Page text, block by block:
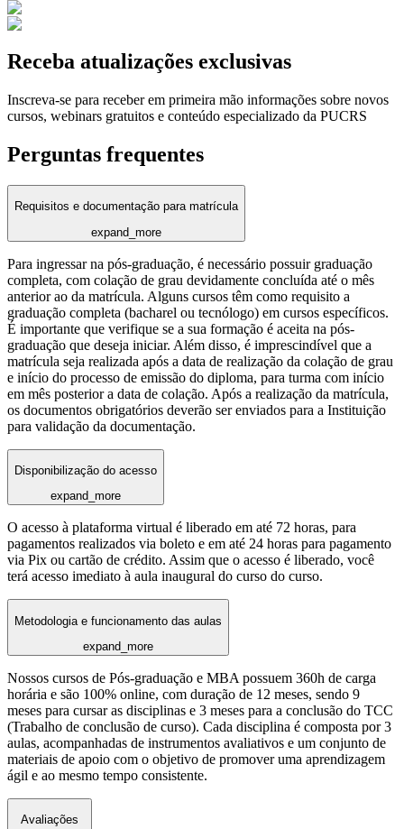
Receba atualizações exclusivas
Inscreva-se para receber em primeira mão informações sobre novos
cursos, webinars gratuitos e conteúdo especializado da PUCRS
Perguntas frequentes
Requisitos e documentação para matrícula
expand_more
Para ingressar na pós-graduação, é necessário possuir graduação
completa, com colação de grau devidamente concluída até o mês
anterior ao da matrícula. Alguns cursos têm como requisito a
graduação completa (bacharel ou tecnólogo) em cursos específicos.
É importante que verifique se a sua formação é aceita na pós-
graduação que deseja iniciar. Além disso, é imprescindível que a
matrícula seja realizada após a data de realização da colação de grau
e início do processo de emissão do diploma, para turma com início
em mês posterior a data de colação. Após a realização da matrícula,
os documentos obrigatórios deverão ser enviados para a Instituição
para validação da documentação.
Disponibilização do acesso
expand_more
O acesso à plataforma virtual é liberado em até 72 horas, para
pagamentos realizados via boleto e em até 24 horas para pagamento
via Pix ou cartão de crédito. Assim que o acesso é liberado, você
terá acesso imediato à aula inaugural do curso do curso.
Metodologia e funcionamento das aulas
expand_more
Nossos cursos de Pós-graduação e MBA possuem 360h de carga
horária e são 100% online, com duração de 12 meses, sendo 9
meses para cursar as disciplinas e 3 meses para a conclusão do TCC
(Trabalho de conclusão de curso). Cada disciplina é composta por 3
aulas, acompanhadas de instrumentos avaliativos e um conjunto de
materiais de apoio com o objetivo de promover uma aprendizagem
ágil e ao mesmo tempo consistente.
Avaliações